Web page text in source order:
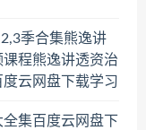
季合集熊逸讲
程熊逸讲透资治
云网盘下载学习
集百度云网盘下